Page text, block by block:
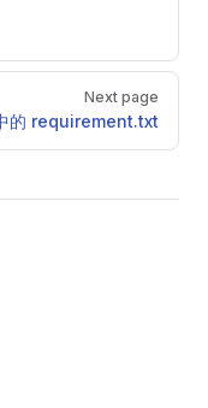
Next page
的 requirement.txt